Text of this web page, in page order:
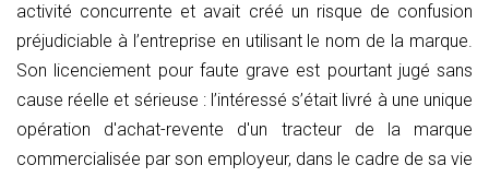
activité concurrente et avait créé un risque de confusion
préjudiciable à l’entreprise en utilisant le nom de la marque.
Son licenciement pour faute grave est pourtant jugé sans
cause réelle et sérieuse : l’intéressé s’était livré à une unique
opération d'achat-revente d'un tracteur de la marque
commercialisée par son employeur, dans le cadre de sa vie